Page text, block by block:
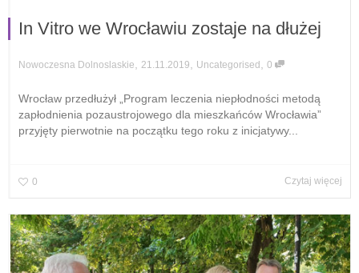
In Vitro we Wrocławiu zostaje na dłużej
Nowoczesna Dolnoslaskie 21.11.2019 Uncategorised 0
Wrocław przedłużył „Program leczenia niepłodności metodą
zapłodnienia pozaustrojowego dla mieszkańców Wrocławia”
przyjęty pierwotnie na początku tego roku z inicjatywy...
0 Czytaj więcej